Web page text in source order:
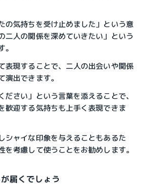
の気持ちを受け止めました」という意
二人の関係を深めていきたい」という
表現することで、二人の出会いや関係
出できます。
ださい」という言葉を添えることで、
歓迎する気持ちも上手く表現できま
シャイな印象を与えることもあるた
を考慮して使うことをお勧めします。
届くでしょう